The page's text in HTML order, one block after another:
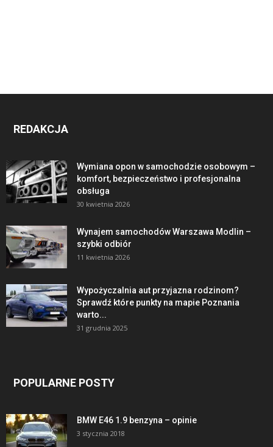
REDAKCJA
Wymiana opon w samochodzie osobowym –
komfort, bezpieczeństwo i profesjonalna
obsługa
30 kwietnia 2026
Wynajem samochodów Warszawa Modlin –
szybki odbiór
11 kwietnia 2026
Wypożyczalnia aut przyjazna rodzinom?
Sprawdź które punkty na mapie Poznania
warto...
31 grudnia 2025
POPULARNE POSTY
BMW E46 1.9 benzyna – opinie
3 stycznia 2018